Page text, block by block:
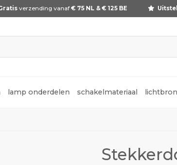
verzending vanaf € 75 NL & € 125 BE
lamp onderdelen schakelmateriaal